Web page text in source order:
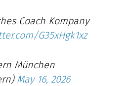
Coach Kompany
G35xHgk1xz
München
May 16, 2026